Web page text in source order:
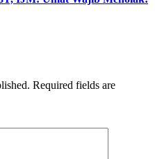
Required fields are